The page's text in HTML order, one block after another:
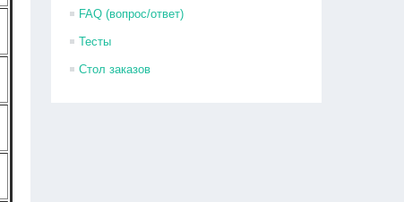
FAQ (вопрос/ответ)
Тесты
Стол заказов